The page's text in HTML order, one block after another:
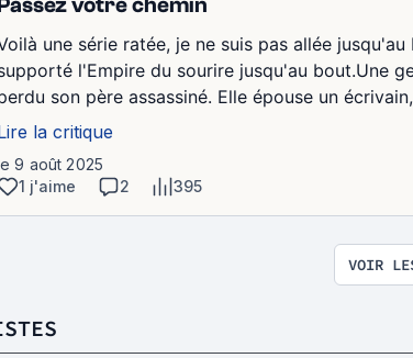
une série ratée, je ne suis pas allée
l'Empire du sourire jusqu'au bout.Une
son père assassiné. Elle épouse un
la critique
9 août 2025
1 j'aime
2 395
VOIR